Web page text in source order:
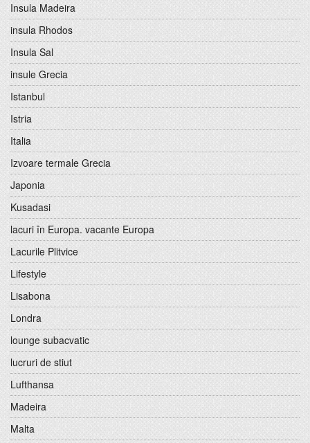
Insula Madeira
insula Rhodos
Insula Sal
insule Grecia
Istanbul
Istria
Italia
Izvoare termale Grecia
Japonia
Kusadasi
lacuri în Europa. vacante Europa
Lacurile Plitvice
Lifestyle
Lisabona
Londra
lounge subacvatic
lucruri de stiut
Lufthansa
Madeira
Malta